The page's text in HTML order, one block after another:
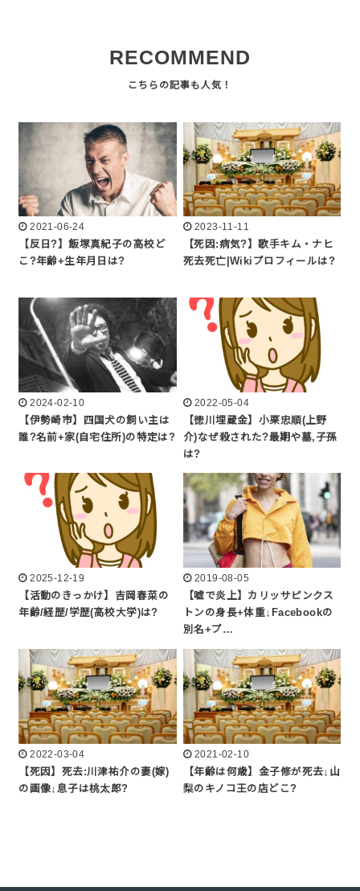
RECOMMEND
2021-06-24
【反日?】飯塚真紀子の高校ど
こ?年齢+生年月日は?
2023-11-11
【死因:病気?】歌手キム・ナヒ
死去死亡|Wikiプロフィールは?
2024-02-10
【伊勢崎市】四国犬の飼い主は
誰?名前+家(自宅住所)の特定は?
2022-05-04
【徳川埋蔵金】小栗忠順(上野
介)なぜ殺された?最期や墓,子孫
は?
2025-12-19
【活動のきっかけ】吉岡春菜の
年齢/経歴/学歴(高校大学)は?
2019-08-05
【嘘で炎上】カリッサピンクス
トンの身長+体重↓Facebookの
別名+プ…
2022-03-04
【死因】死去:川津祐介の妻(嫁)
の画像↓息子は桃太郎?
2021-02-10
【年齢は何歳】金子修が死去↓山
梨のキノコ王の店どこ?